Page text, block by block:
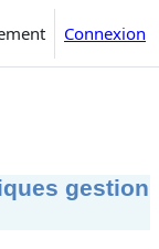
Connexion
gestion